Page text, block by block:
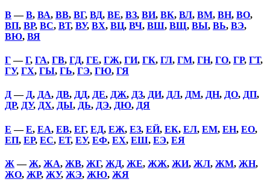
В—В, ВА, ВВ, ВГ, ВД, ВЕ, ВЗ, ВИ, ВК, ВЛ, ВМ, ВН, ВО,
ВП, ВР, ВС, ВТ, ВУ, ВХ, ВЦ, ВЧ, ВШ, ВЩ, ВЫ, ВЬ, ВЭ,
ВЮ, ВЯ
Г—Г, ГА, ГВ, ГД, ГЕ, ГЖ, ГИ, ГК, ГЛ, ГМ, ГН, ГО, ГР, ГТ,
ГУ, ГХ, ГЫ, ГЬ, ГЭ, ГЮ, ГЯ
Д— Д, ДА, ДВ, ДД, ДЕ, ДЖ, ДЗ, ДИ, ДЛ, ДМ, ДН, ДО, ДП,
ДР, ДУ, ДХ, ДЫ, ДЬ, ДЭ, ДЮ, ДЯ
Е —Е, ЕА, ЕВ, ЕГ, ЕД, ЕЖ, ЕЗ, ЕЙ, ЕК, ЕЛ, ЕМ, ЕН, ЕО,
ЕП, ЕР, ЕС, ЕТ, ЕУ, ЕФ, ЕХ, ЕШ, ЕЭ, ЕЯ
Ж —Ж, ЖА, ЖВ, ЖГ, ЖД, ЖЕ, ЖЖ, ЖИ, ЖЛ, ЖМ, ЖН,
ЖО, ЖР, ЖУ, ЖЭ, ЖЮ, ЖЯ